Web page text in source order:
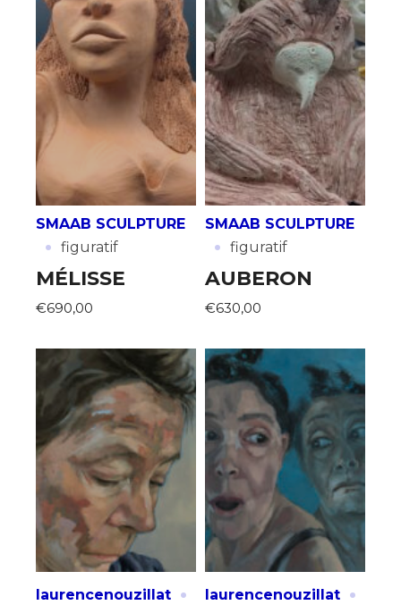
SMAAB SCULPTURE
· figuratif
MÉLISSE
€690,00
SMAAB SCULPTURE
· figuratif
AUBERON
€630,00
laurencenouzillat · laurencenouzillat ·